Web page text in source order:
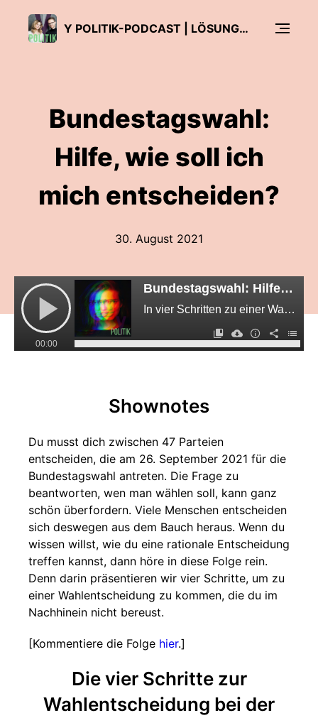
Y POLITIK-PODCAST | LÖSUNGEN FÜR DAS 3. JAHRTAUSEND
Bundestagswahl:
Hilfe, wie soll ich
mich entscheiden?
30. August 2021
Bundestagswahl: Hilfe, wie soll ich mich entscheiden?
In vier Schritten zu einer Wahlentscheidung, die du nicht bereust
00:00
Shownotes
Du musst dich zwischen 47 Parteien
entscheiden, die am 26. September 2021 für die
Bundestagswahl antreten. Die Frage zu
beantworten, wen man wählen soll, kann ganz
schön überfordern. Viele Menschen entscheiden
sich deswegen aus dem Bauch heraus. Wenn du
wissen willst, wie du eine rationale Entscheidung
treffen kannst, dann höre in diese Folge rein.
Denn darin präsentieren wir vier Schritte, um zu
einer Wahlentscheidung zu kommen, die du im
Nachhinein nicht bereust.
[Kommentiere die Folge hier.]
Die vier Schritte zur
Wahlentscheidung bei der